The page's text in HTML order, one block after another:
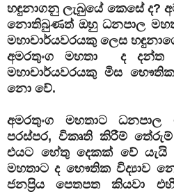
හඳුනාගනු ලැබුයේ කෙසේ ද?
නොතිබුණත් ඔහු ධනපාල
මහාචාර්යවරයකු ලෙස
අමරතුංග මහතා ද දන්ත
මහාචාර්යවරයකු මිස භෞතික
නො වේ.
අමරතුංග මහතාට
පරස්පර, විකෘති කිරීම්
එයට හේතු දෙකක් වේ
මහතාට ද භෞතික විද්‍යාව
ජනප්‍රිය පෙතපත කියවා